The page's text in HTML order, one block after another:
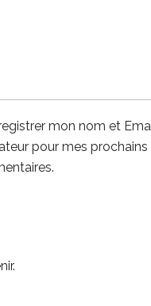
mon nom et
pour mes prochains